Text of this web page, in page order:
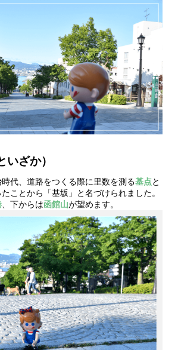
いざか）
時代、道路をつくる際に里数を測る基点と
ことから「基坂」と名づけられました。
、下からは函館山が望めます。